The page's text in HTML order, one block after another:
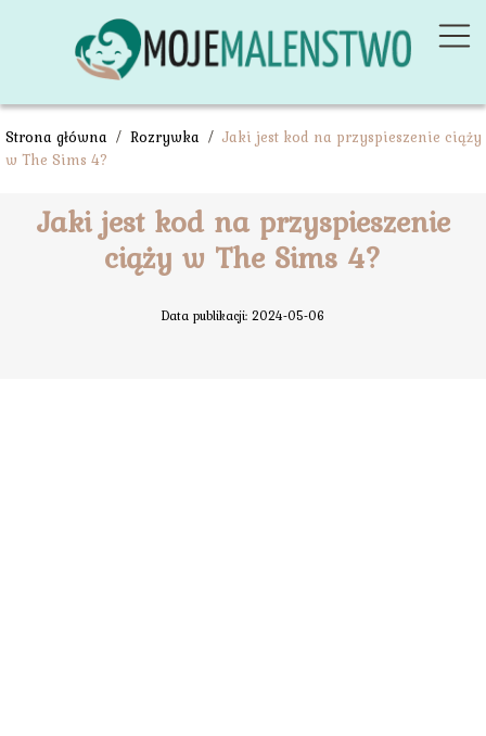
Strona główna / Rozrywka / Jaki jest kod na przyspieszenie ciąży
w The Sims 4?
Jaki jest kod na przyspieszenie
ciąży w The Sims 4?
Data publikacji: 2024-05-06